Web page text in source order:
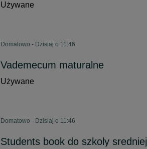
Używane
Domatowo - Dzisiaj o 11:46
Vademecum maturalne
Używane
Domatowo - Dzisiaj o 11:46
Students book do szkoly sredniej